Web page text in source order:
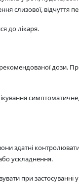
слизової, відчуття
до лікаря.
дози.
Лікування
здатні
ускладнення.
при застосуванні